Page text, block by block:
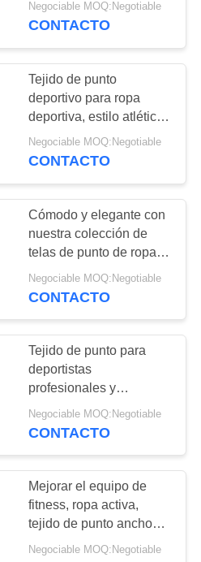
del
del
105
del
170
de
164
Negociable MOQ:Negotiable
CONTACTO
Tejido de punto
deportivo para ropa
deportiva, estilo atlético,
rojo, 265-270 gsm, para
negocios de ropa
Negociable MOQ:Negotiable
CONTACTO
Cómodo y elegante con
nuestra colección de
telas de punto de ropa
activa
Negociable MOQ:Negotiable
CONTACTO
Tejido de punto para
deportistas
profesionales y
entusiastas del fitness
Negociable MOQ:Negotiable
CONTACTO
Mejorar el equipo de
fitness, ropa activa,
tejido de punto ancho
152cm
Negociable MOQ:Negotiable